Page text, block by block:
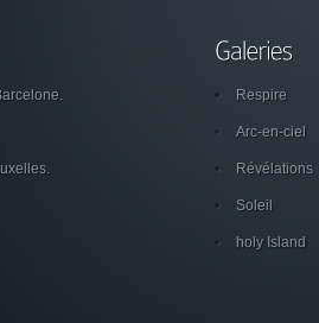
Respire
Arc-en-ciel
Révélations
Soleil
holy Island